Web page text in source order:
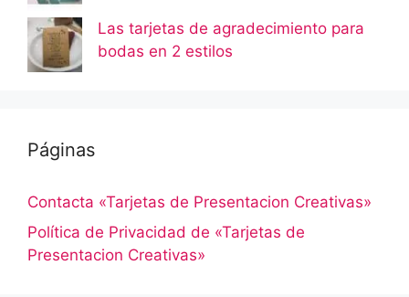
Las tarjetas de agradecimiento para
bodas en 2 estilos
Páginas
Contacta «Tarjetas de Presentacion Creativas»
Política de Privacidad de «Tarjetas de
Presentacion Creativas»